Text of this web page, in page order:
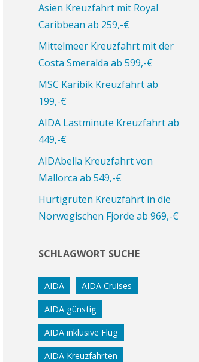
Asien Kreuzfahrt mit Royal
Caribbean ab 259,-€
Mittelmeer Kreuzfahrt mit der
Costa Smeralda ab 599,-€
MSC Karibik Kreuzfahrt ab
199,-€
AIDA Lastminute Kreuzfahrt ab
449,-€
AIDAbella Kreuzfahrt von
Mallorca ab 549,-€
Hurtigruten Kreuzfahrt in die
Norwegischen Fjorde ab 969,-€
SCHLAGWORT SUCHE
AIDA AIDA Cruises
AIDA günstig
AIDA inklusive Flug
AIDA Kreuzfahrten